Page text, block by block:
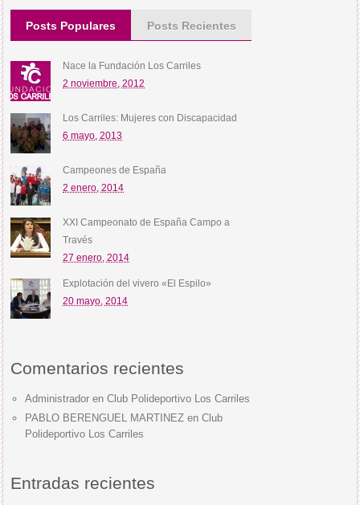
Posts Populares Posts Recientes
Nace la Fundación Los Carriles
2 noviembre, 2012
Los Carriles: Mujeres con Discapacidad
6 mayo, 2013
Campeones de España
2 enero, 2014
XXI Campeonato de España Campo a
Través
27 enero, 2014
Explotación del vivero «El Espilo»
20 mayo, 2014
Comentarios recientes
Administrador enClub Polideportivo Los Carriles
PABLO BERENGUEL MARTINEZ enClub
Polideportivo Los Carriles
Entradas recientes